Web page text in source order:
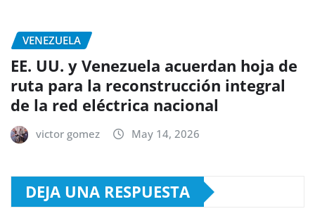
VENEZUELA
EE. UU. y Venezuela acuerdan hoja de
ruta para la reconstrucción integral
de la red eléctrica nacional
victor gomez May 14, 2026
DEJA UNA RESPUESTA